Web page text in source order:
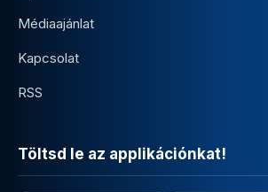
Médiaajánlat
Kapcsolat
RSS
Töltsd le az applikációnkat!